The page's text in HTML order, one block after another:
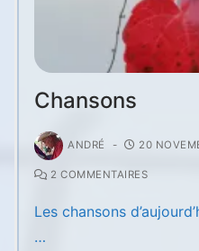
Chansons
ANDRÉ - 20
2 COMMENTAIRES
Les chansons
…